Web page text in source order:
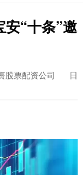
“十条”邀
股票配资公司
日